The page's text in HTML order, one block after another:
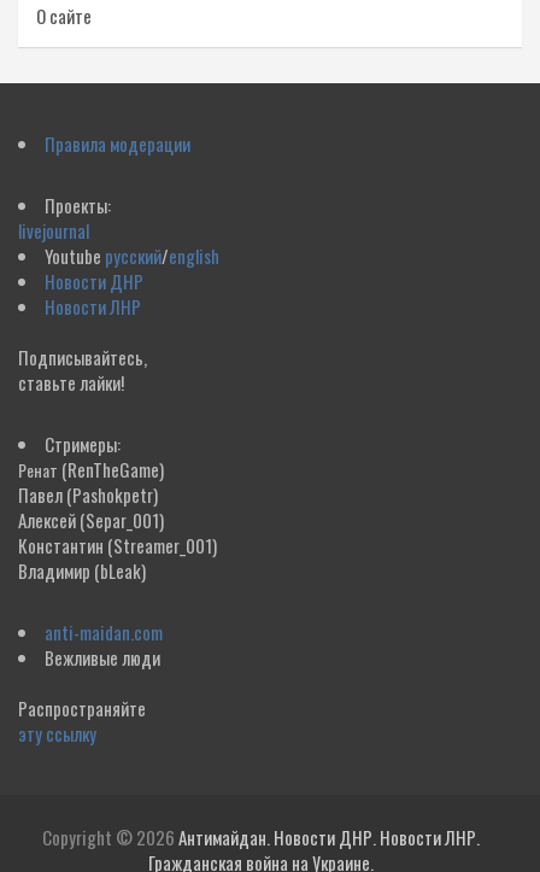
О сайте
Правила модерации
Проекты:
livejournal
Youtube русский/english
Новости ДНР
Новости ЛНР
Подписывайтесь,
ставьте лайки!
Стримеры:
Ренат (RenTheGame)
Павел(Pashokpetr)
Алексей(Separ_001)
Константин (Streamer_001)
Владимир (bLeak)
anti-maidan.com
Вежливые люди
Распространяйте
эту ссылку
Copyright © 2026Антимайдан. Новости ДНР. Новости ЛНР.
Гражданская война на Украине.